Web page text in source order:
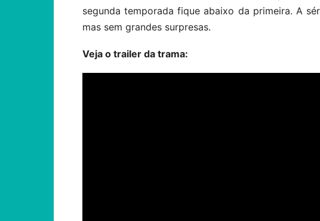
segunda temporada fique abaixo da primeira. A
mas sem grandes surpresas.
Veja o trailer da trama: